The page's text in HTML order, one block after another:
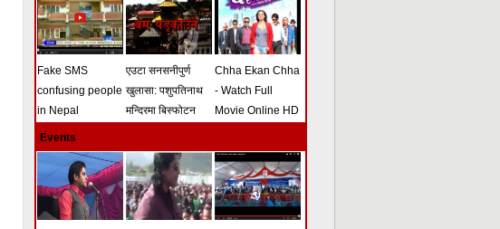
Fake SMS
confusing people
in Nepal
एउटा सनसनीपुर्ण
खुलासा: पशुपतिनाथ
मन्दिरमा बिस्फोटन
(भिडियो)
Chha Ekan Chha
- Watch Full
Movie Online HD
Events